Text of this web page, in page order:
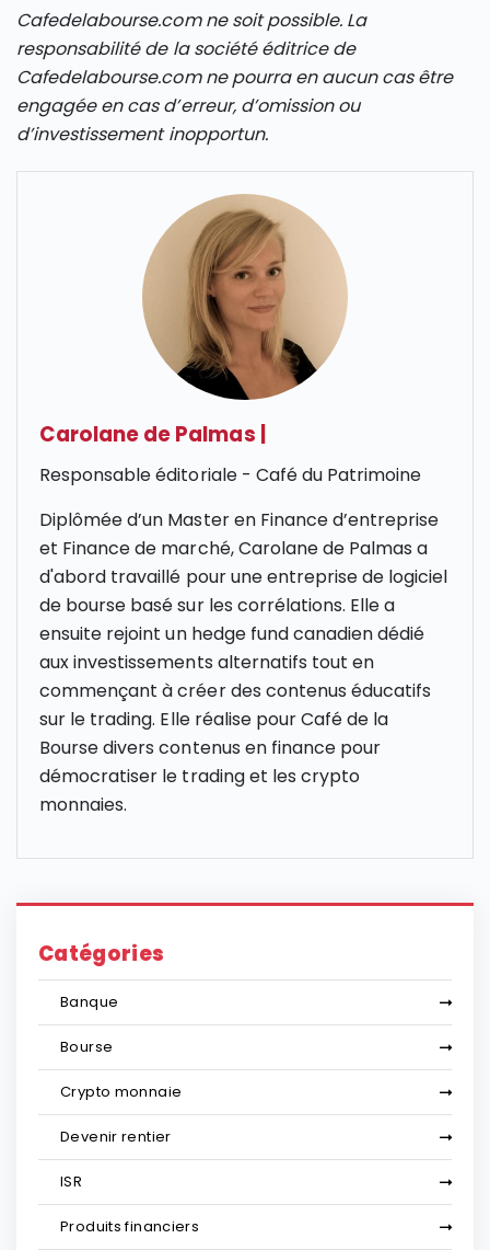
Cafedelabourse.com ne soit possible. La
responsabilité de la société éditrice de
Cafedelabourse.com ne pourra en aucun cas être
engagée en cas d’erreur, d’omission ou
d’investissement inopportun.
Carolane de Palmas
Responsable éditoriale - Café du Patrimoine
Diplômée d’un Master en Finance d’entreprise
et Finance de marché, Carolane de Palmas a
d'abord travaillé pour une entreprise de logiciel
de bourse basé sur les corrélations. Elle a
ensuite rejoint un hedge fund canadien dédié
aux investissements alternatifs tout en
commençant à créer des contenus éducatifs
sur le trading. Elle réalise pour Café de la
Bourse divers contenus en finance pour
démocratiser le trading et les crypto
monnaies.
Catégories
Banque
Bourse
Crypto monnaie
Devenir rentier
ISR
Produits financiers